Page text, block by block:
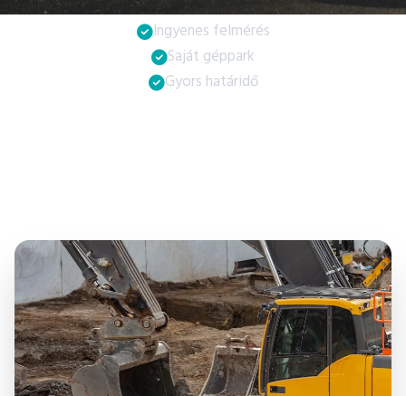
Ingyenes felmérés
Saját géppark
Gyors határidő